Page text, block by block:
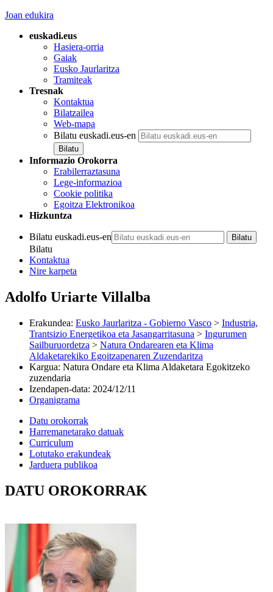
Joan edukira
euskadi.eus
Hasiera-orria
Gaiak
Eusko Jaurlaritza
Tramiteak
Tresnak
Kontaktua
Bilatzailea
Web-mapa
Bilatu euskadi.eus-en
Informazio Orokorra
Erabilerraztasuna
Lege-informazioa
Cookie politika
Egoitza Elektronikoa
Hizkuntza
Bilatu euskadi.eus-en
Bilatu
Kontaktua
Nire karpeta
Adolfo Uriarte Villalba
Erakundea: Eusko Jaurlaritza - Gobierno Vasco > Industria,
Trantsizio Energetikoa eta Jasangarritasuna > Ingurumen
Sailburuordetza > Natura Ondarearen eta Klima
Aldaketarekiko Egoitzapenaren Zuzendaritza
Kargua: Natura Ondare eta Klima Aldaketara Egokitzeko
zuzendaria
Izendapen-data: 2024/12/11
Organigrama
Datu orokorrak
Harremanetarako datuak
Curriculum
Lotutako erakundeak
Jarduera publikoa
DATU OROKORRAK